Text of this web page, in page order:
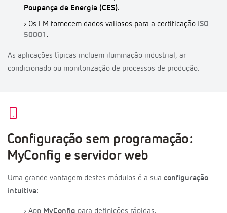
Poupança de Energia (CES).
› Os LM fornecem dados valiosos para a certificação ISO
50001 .
As aplicações típicas incluem iluminação industrial, ar
condicionado ou monitorização de processos de produção.
Configuração sem programação:
MyConfig e servidor web
Uma grande vantagem destes módulos é a sua configuração
intuitiva:
› App MyConfig para definições rápidas.